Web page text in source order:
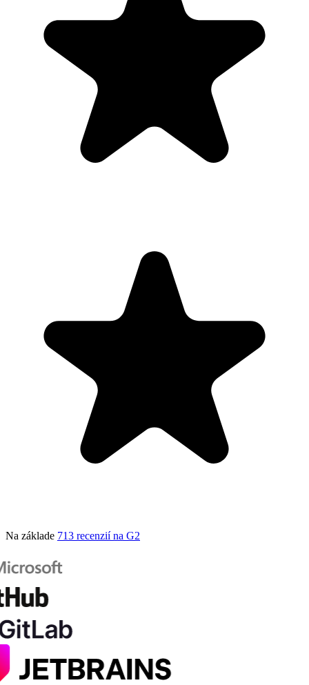
Na základe 713 recenzií na G2